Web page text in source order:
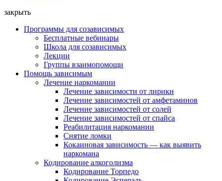
закрыть
Программы для созависимых
Бесплатные вебинары
Школа для созависимых
Лекции
Группы взаимопомощи
Помощь зависимым
Лечение наркомании
Лечение зависимости от лирики
Лечение зависимостей от амфетаминов
Лечение зависимостей от солей
Лечение зависимостей от спайса
Реабилитация наркомании
Снятие ломки
Кокаиновая зависимость — как выявить
наркомана
Кодирование алкоголизма
Кодирование Торпедо